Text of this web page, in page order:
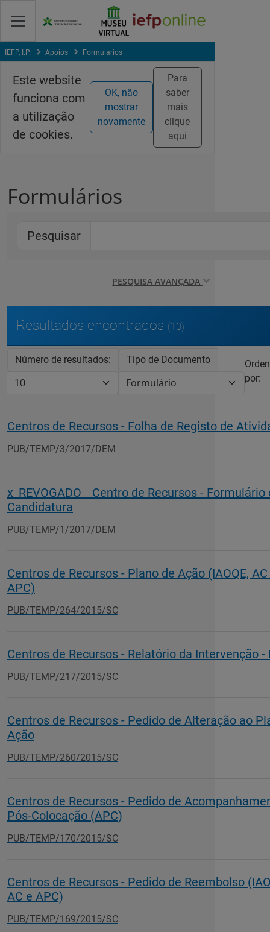
para
conteúdo
IEFP, I.P. Apoios Formularios
Este website
funciona com
a utilização
de cookies.
OK, não
mostrar
novamente
Para
saber
mais
clique
aqui
Formulários
Pesquisar
PESQUISA AVANÇADA
Resultados encontrados (10)
Número de resultados: Tipo de Documento
por:
Centros de Recursos - Folha de Registo de
PUB/TEMP/3/2017/DEM
x_REVOGADO__Centro de Recursos - Formulário
Candidatura
PUB/TEMP/1/2017/DEM
Centros de Recursos - Plano de Ação (IAOQE,
APC)
PUB/TEMP/264/2015/SC
Centros de Recursos - Relatório da Intervenção -
PUB/TEMP/217/2015/SC
Centros de Recursos - Pedido de Alteração ao
Ação
PUB/TEMP/260/2015/SC
Centros de Recursos - Pedido de
Pós-Colocação (APC)
PUB/TEMP/170/2015/SC
Centros de Recursos - Pedido de Reembolso
AC e APC)
PUB/TEMP/169/2015/SC